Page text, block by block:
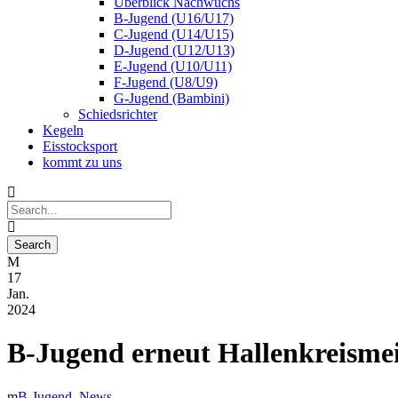
B-Jugend (U16/U17)
C-Jugend (U14/U15)
D-Jugend (U12/U13)
E-Jugend (U10/U11)
F-Jugend (U8/U9)
G-Jugend (Bambini)
Schiedsrichter
Kegeln
Eisstocksport
kommt zu uns
17
Jan.
2024
B-Jugend erneut